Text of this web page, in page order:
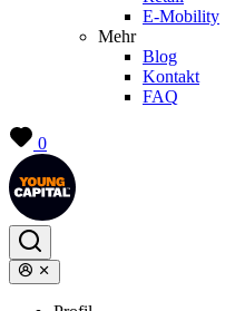
E-Mobility
Mehr
Blog
Kontakt
FAQ
0